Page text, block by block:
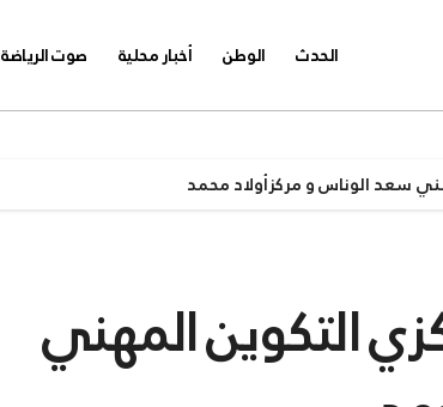
الحدث الوطن أخبار محلية صوت الرياضة
التكوين المهني